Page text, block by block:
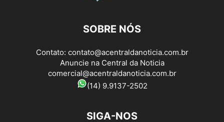
SOBRE NÓS
Contato: contato@acentraldanoticia.com.br
Anuncie na Central da Noticia
comercial@acentraldanoticia.com.br
(14) 9.9137-2502
SIGA-NOS